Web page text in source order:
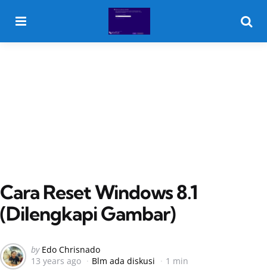
Cara Reset Windows 8.1
(Dilengkapi Gambar)
Posted
by
by Edo Chrisnado
13 years ago
Blm ada diskusi 1 min